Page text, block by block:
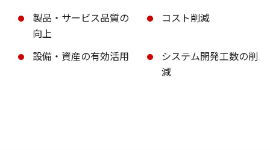
製品・サービス品質の
向上
コスト削減
設備・資産の有効活用
システム開発工数の削
減